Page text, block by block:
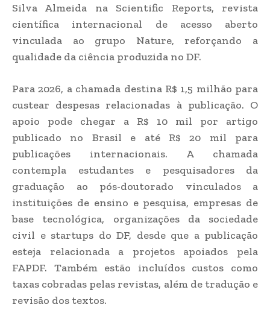
Silva Almeida na Scientific Reports, revista
científica internacional de acesso aberto
vinculada ao grupo Nature, reforçando a
qualidade da ciência produzida no DF.
Para 2026, a chamada destina R$ 1,5 milhão para
custear despesas relacionadas à publicação. O
apoio pode chegar a R$ 10 mil por artigo
publicado no Brasil e até R$ 20 mil para
publicações internacionais. A chamada
contempla estudantes e pesquisadores da
graduação ao pós-doutorado vinculados a
instituições de ensino e pesquisa, empresas de
base tecnológica, organizações da sociedade
civil e startups do DF, desde que a publicação
esteja relacionada a projetos apoiados pela
FAPDF. Também estão incluídos custos como
taxas cobradas pelas revistas, além de tradução e
revisão dos textos.